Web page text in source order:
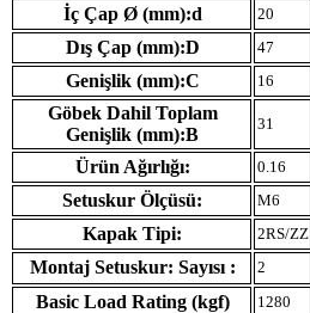
İç Çap Ø (mm):d 20
Dış Çap (mm):D 47
Genişlik (mm):C 16
Göbek Dahil Toplam
Genişlik (mm):B
31
Ürün Ağırlığı: 0.16
Setuskur Ölçüsü: M6
Kapak Tipi: 2RS/ZZ
Montaj Setuskur: Sayısı : 2
Basic Load Rating (kgf) 1280